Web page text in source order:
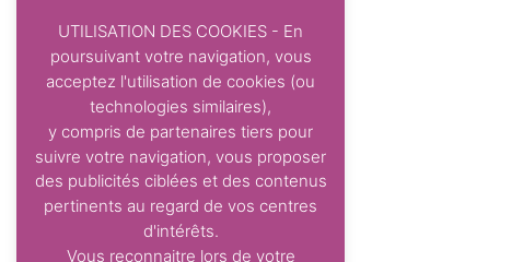
UTILISATION DES COOKIES - En
poursuivant votre navigation, vous
acceptez l'utilisation de cookies (ou
technologies similaires),
y compris de partenaires tiers pour
suivre votre navigation, vous proposer
des publicités ciblées et des contenus
pertinents au regard de vos centres
d'intérêts.
Vous reconnaitre lors de votre